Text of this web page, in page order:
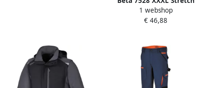
Spijkerbroek | Slim Fit
075280058
1 webshop
€ 46,88